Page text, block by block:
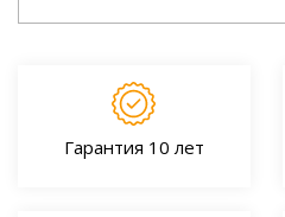
Гарантия 10 лет